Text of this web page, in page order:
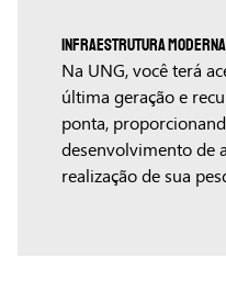
Infraestrutura Moderna
Na UNG, você terá
última geração e
ponta,
desenvolvimento de
realização de sua